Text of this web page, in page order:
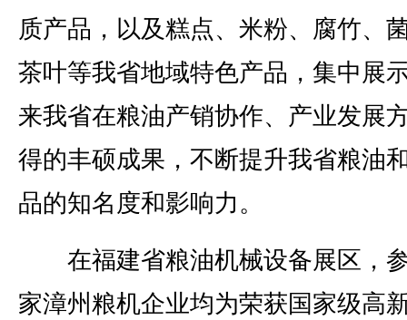
质产品，以及糕点、米粉、腐竹、
茶叶等我省地域特色产品，集中展
来我省在粮油产销协作、产业发展
得的丰硕成果，不断提升我省粮油
品的知名度和影响力。
在福建省粮油机械设备展区，
家漳州粮机企业均为荣获国家级高